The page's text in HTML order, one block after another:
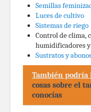
Semillas
Luces de cultivo
Sistemas de riego
Control de clima,
humidificadores
Sustratos y
También
cosas sobre el
conocías